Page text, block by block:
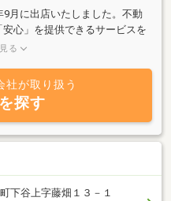
月に出店いたしました。不動
心」を提供できるサービスを
いないととても大変です。そ
どを丁寧にご説明し、安心し
存在するのだと考えておりま
ご依頼の際は是非お問い合わ
ちろん、メール・郵送等、お
ます。どうぞ、お気軽にお尋
いを大切に・・・不動産業を
お待ち致しております！！
る
社が取り扱う
探す
下谷上字藤畑１３－１